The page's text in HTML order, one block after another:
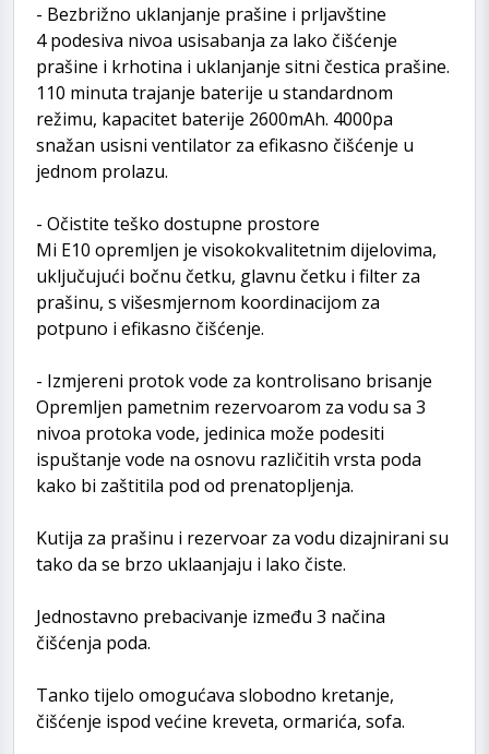
- Bezbrižno uklanjanje prašine i prljavštine
4 podesiva nivoa usisabanja za lako čišćenje
prašine i krhotina i uklanjanje sitni čestica prašine.
110 minuta trajanje baterije u standardnom
režimu, kapacitet baterije 2600mAh. 4000pa
snažan usisni ventilator za efikasno čišćenje u
jednom prolazu.
- Očistite teško dostupne prostore
Mi E10 opremljen je visokokvalitetnim dijelovima,
uključujući bočnu četku, glavnu četku i filter za
prašinu, s višesmjernom koordinacijom za
potpuno i efikasno čišćenje.
- Izmjereni protok vode za kontrolisano brisanje
Opremljen pametnim rezervoarom za vodu sa 3
nivoa protoka vode, jedinica može podesiti
ispuštanje vode na osnovu različitih vrsta poda
kako bi zaštitila pod od prenatopljenja.
Kutija za prašinu i rezervoar za vodu dizajnirani su
tako da se brzo uklaanjaju i lako čiste.
Jednostavno prebacivanje između 3 načina
čišćenja poda.
Tanko tijelo omogućava slobodno kretanje,
čišćenje ispod većine kreveta, ormarića, sofa.